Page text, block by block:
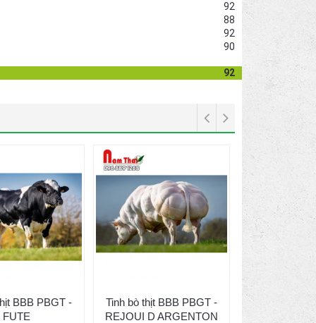
92
88
92
90
92
BBB PBGT -
FUTE
Tinh bò thịt BBB PBGT -
REJOUI D ARGENTON